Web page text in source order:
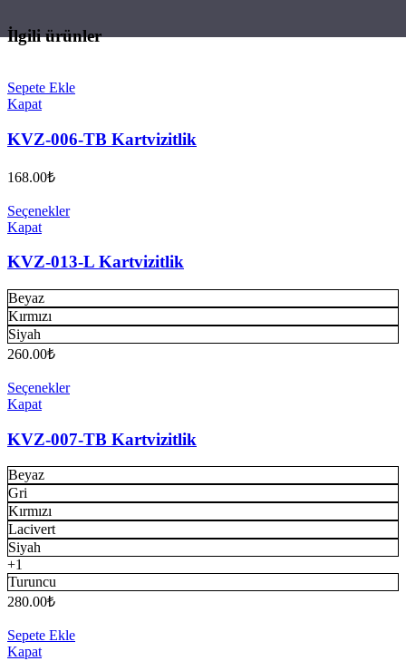
İlgili ürünler
Sepete Ekle
Kapat
KVZ-006-TB Kartvizitlik
168.00₺
Seçenekler
Kapat
KVZ-013-L Kartvizitlik
Beyaz
Kırmızı
Siyah
260.00₺
Seçenekler
Kapat
KVZ-007-TB Kartvizitlik
Beyaz
Gri
Kırmızı
Lacivert
Siyah
+1
Turuncu
280.00₺
Sepete Ekle
Kapat